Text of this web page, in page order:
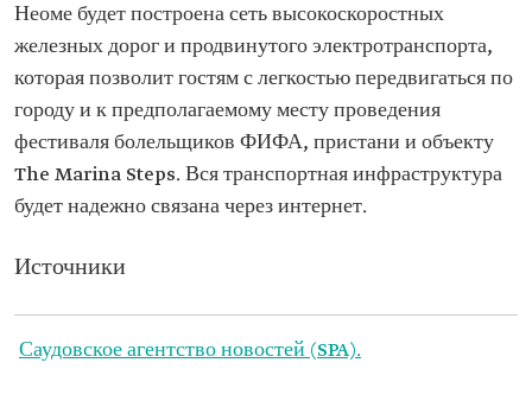
Неоме будет построена сеть высокоскоростных
железных дорог и продвинутого электротранспорта,
которая позволит гостям с легкостью передвигаться по
городу и к предполагаемому месту проведения
фестиваля болельщиков ФИФА, пристани и объекту
The Marina Steps. Вся транспортная инфраструктура
будет надежно связана через интернет.
Источники
Саудовское агентство новостей (SPA).